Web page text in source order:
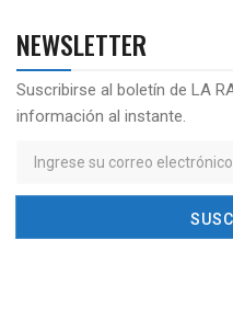
NEWSLETTER
Suscribirse al boletín de LA
información al instante.